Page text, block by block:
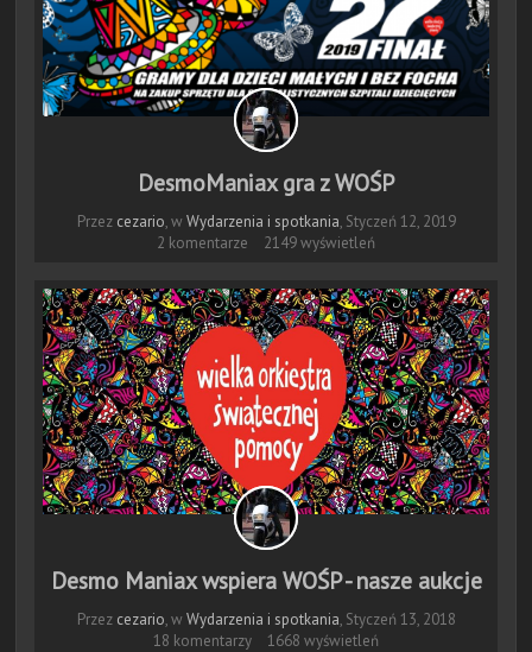
DesmoManiax gra z WOŚP
Przez cezario, w Wydarzenia i spotkania, Styczeń 12, 2019
2 komentarze
2149 wyświetleń
Desmo Maniax wspiera WOŚP - nasze aukcje
Przez cezario, w Wydarzenia i spotkania, Styczeń 13, 2018
18 komentarzy
1668 wyświetleń